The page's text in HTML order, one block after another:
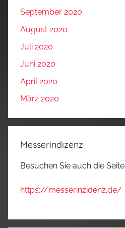
September 2020
August 2020
Juli 2020
Juni 2020
April 2020
März 2020
Messerindizenz
Besuchen Sie auch die Seite
https://messerinzidenz.de/